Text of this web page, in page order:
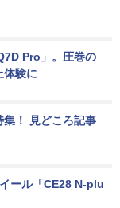
Pro」。圧巻の
体験に
集！ 見どころ記事
ール「CE28 N-plu